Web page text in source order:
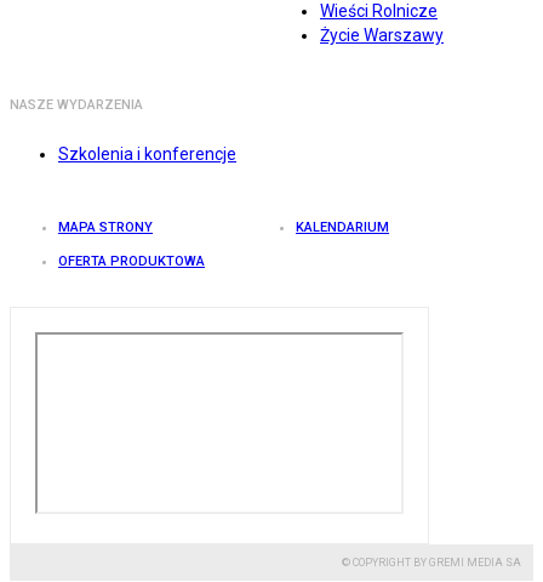
Wieści Rolnicze
Życie Warszawy
NASZE WYDARZENIA
Szkolenia i konferencje
MAPA STRONY KALENDARIUM
OFERTA PRODUKTOWA
© COPYRIGHT BY GREMI MEDIA SA